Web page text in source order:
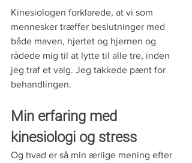
Kinesiologen forklarede, at vi som
mennesker træffer beslutninger med
både maven, hjertet og hjernen og
rådede mig til at lytte til alle tre, inden
jeg traf et valg. Jeg takkede pænt for
behandlingen.
Min erfaring med
kinesiologi og stress
Og hvad er så min ærlige mening efter